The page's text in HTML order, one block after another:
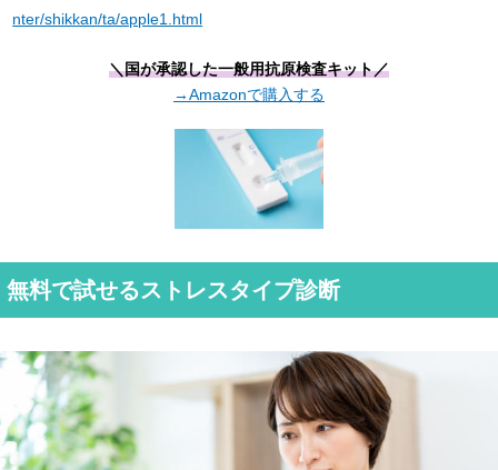
nter/shikkan/ta/apple1.html
＼国が承認した一般用抗原検査キット／
→Amazonで購入する
無料で試せるストレスタイプ診断